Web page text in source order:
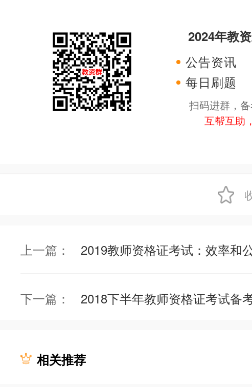
2024年教
公告资讯
每日刷题
扫码进群，
互帮互助
上一篇： 2019教师资格证考试：效率和
下一篇：
相关推荐